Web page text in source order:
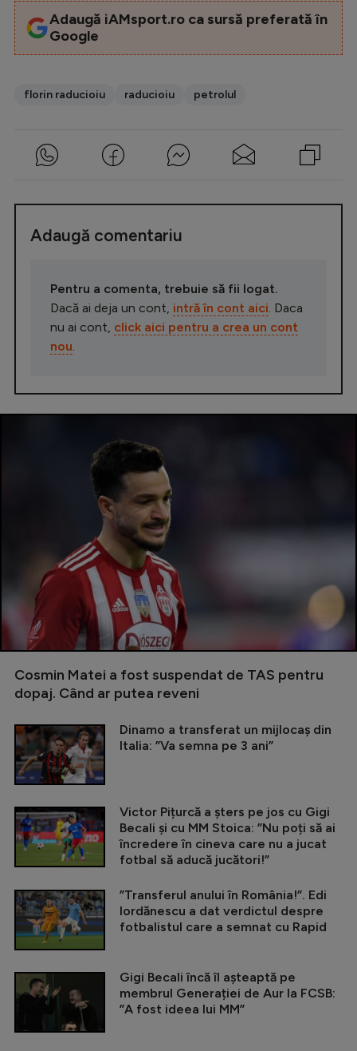
Adaugă iAMsport.ro ca sursă preferată în
Google
florin raducioiu raducioiu petrolul
Adaugă comentariu
Pentru a comenta, trebuie să fii logat.
Dacă ai deja un cont, intră în cont aici . Daca
nu ai cont, click aici pentru a crea un cont
nou
Cosmin Matei a fost suspendat de TAS pentru
dopaj. Când ar putea reveni
Dinamo a transferat un mijlocaș din
Italia: ”Va semna pe 3 ani”
Victor Pițurcă a șters pe jos cu Gigi
Becali și cu MM Stoica: ”Nu poți să ai
încredere în cineva care nu a jucat
fotbal să aducă jucători!”
”Transferul anului în România!”. Edi
Iordănescu a dat verdictul despre
fotbalistul care a semnat cu Rapid
Gigi Becali încă îl așteaptă pe
membrul Generației de Aur la FCSB:
”A fost ideea lui MM”